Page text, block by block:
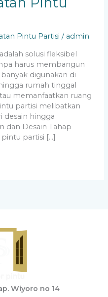
Pintu Partisi / admin
solusi fleksibel
harus membangun
digunakan di
rumah tinggal
memanfaatkan ruang
partisi melibatkan
desain hingga
dan Desain Tahap
partisi […]
Wiyoro no 14